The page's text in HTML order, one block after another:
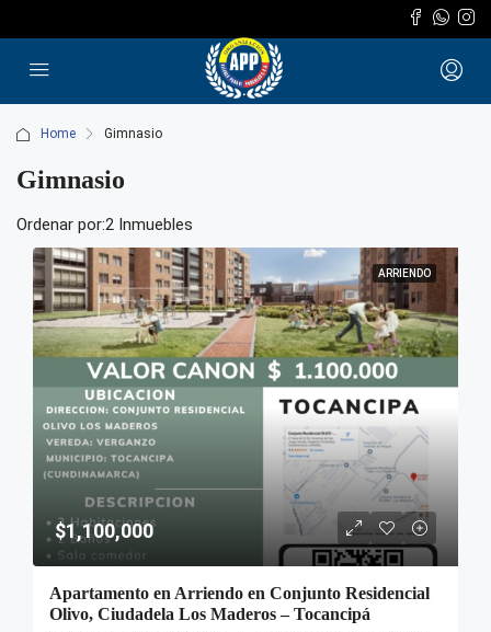
Home Gimnasio
Gimnasio
2 Inmuebles
Ordenar por:
ARRIENDO
$1,100,000
Apartamento en Arriendo en Conjunto Residencial
Olivo, Ciudadela Los Maderos – Tocancipá